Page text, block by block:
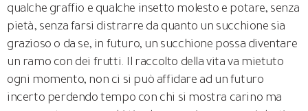
qualche graffio e qualche insetto molesto e potare, senza
pietà, senza farsi distrarre da quanto un succhione sia
grazioso o da se, in futuro, un succhione possa diventare
un ramo con dei frutti. Il raccolto della vita va mietuto
ogni momento, non ci si può affidare ad un futuro
incerto perdendo tempo con chi si mostra carino ma